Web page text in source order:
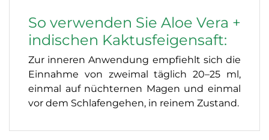
So verwenden Sie Aloe Vera +
indischen Kaktusfeigensaft:
Zur inneren Anwendung empfiehlt sich die
Einnahme von zweimal täglich 20–25 ml,
einmal auf nüchternen Magen und einmal
vor dem Schlafengehen, in reinem Zustand.